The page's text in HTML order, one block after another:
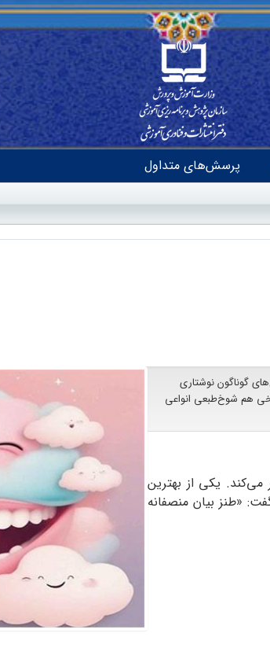
پرسش‌های متداول
گوناگون نوشتاری
هم شوخ‌طبعی انواعی
یکی از بهترین
«طنز بیان منصفانه